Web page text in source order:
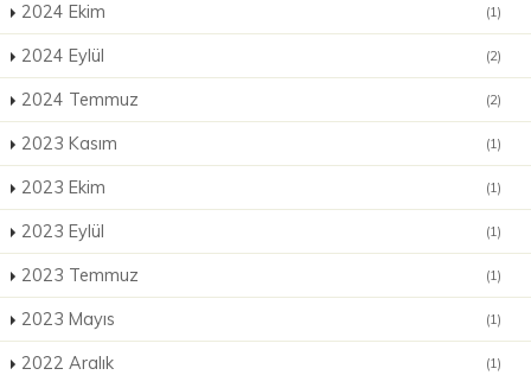
2024 Ekim (1)
2024 Eylül (2)
2024 Temmuz (2)
2023 Kasım (1)
2023 Ekim (1)
2023 Eylül (1)
2023 Temmuz (1)
2023 Mayıs (1)
2022 Aralık (1)